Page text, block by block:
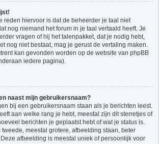
reden hiervoor is dat de beheerder je taal niet
nog niemand het forum in je taal vertaald heeft. Je
vragen of hij het talenpakket, dat je nodig hebt,
nog niet bestaat, mag je gerust de vertaling maken.
kan gevonden worden op de website van phpBB
iedere pagina).
naast mijn gebruikersnaam?
bij een gebruikersnaam staan als je berichten leest.
aan welke rang je hebt, meestal zijn dit sterretjes of
berichten je geplaatst hebt of wat je status is.
meestal grotere, afbeelding staan, beter
afbeelding is meestal uniek of persoonlijk voor